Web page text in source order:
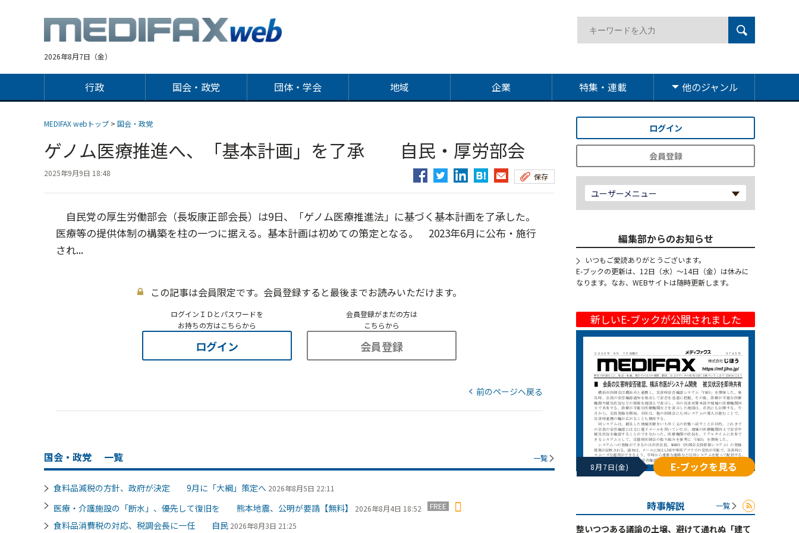
2026年8月7日（金）
行政 国会・政党 団体・学会 地域 企業 特集・連載 他のジャンル
MEDIFAX webトップ > 国会・政党
ゲノム医療推進へ、「基本計画」を了承 自民・厚労部会
2025年9月9日 18:48 保存
自民党の厚生労働部会（長坂康正部会長）は9日、「ゲノム医療推進法」に基づく基本計画を了承した。
医療等の提供体制の構築を柱の一つに据える。基本計画は初めての策定となる。 2023年6月に公布・施行
され...
この記事は会員限定です。会員登録すると最後までお読みいただけます。
ログインＩＤとパスワードを
お持ちの方はこちらから
ログイン
会員登録がまだの方は
こちらから
会員登録
前のページへ戻る
国会・政党 一覧 一覧
食料品減税の方針、政府が決定 9月に「大綱」策定へ 2026年8月5日 22:11
医療・介護施設の「断水」、優先して復旧を 熊本地震、公明が要請【無料】 2026年8月4日 18:52 FREE
食料品消費税の対応、税調会長に一任 自民 2026年8月3日 21:25
ログイン
会員登録
ユーザーメニュー
編集部からのお知らせ
いつもご愛読ありがとうございます。
E-ブックの更新は、12日（水）～14日（金）は休みに
なります。なお、WEBサイトは随時更新します。
新しいE-ブックが公開されました
8月7日(金) E-ブックを見る
時事解説 一覧
整いつつある議論の土壌、避けて通れぬ「建て